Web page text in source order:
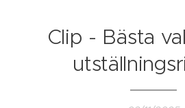
Clip - Bästa